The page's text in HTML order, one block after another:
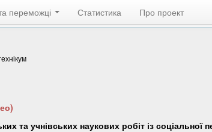
переможці Статистика Про проект
та учнівських наукових робіт із соціальної